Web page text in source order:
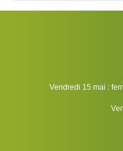
Vendredi 15 mai :